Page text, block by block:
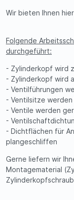
Wir bieten Ihnen
Folgende
durchgeführt:
- Zylinderkopf wird
- Zylinderkopf wird
- Ventilführungen
- Ventilsitze
- Ventile werden
-
- Dichtflächen für
plangeschliffen
Gerne liefern wir
Montagematerial